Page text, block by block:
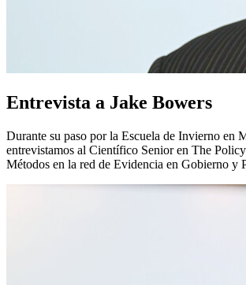
Entrevista a Jake Bowers
Durante su paso por la Escuela de Invierno en
entrevistamos al Científico Senior en The
Métodos en la red de Evidencia en Gobierno y